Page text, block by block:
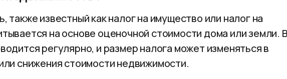
также известный как налог на имущество или налог на
на основе оценочной стоимости дома или земли. В
регулярно, и размер налога может изменяться в
снижения стоимости недвижимости.